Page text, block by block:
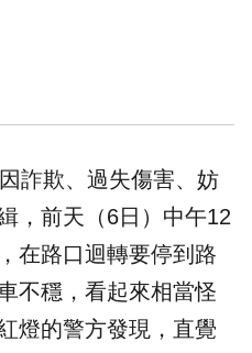
詐欺、過失傷害、妨
，前天（6日）中午12
在路口迴轉要停到路
不穩，看起來相當怪
燈的警方發現，直覺